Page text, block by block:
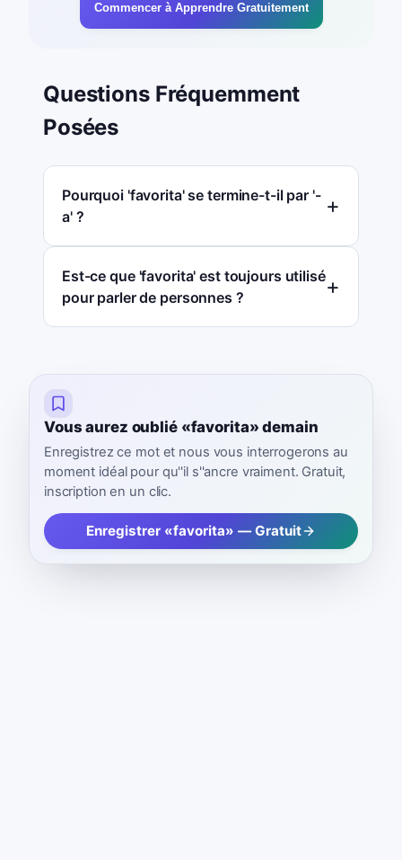
Commencer à Apprendre Gratuitement
Questions Fréquemment
Posées
Pourquoi 'favorita' se termine-t-il par '-
a' ?
Est-ce que 'favorita' est toujours utilisé
pour parler de personnes ?
Vous aurez oublié «favorita» demain
Enregistrez ce mot et nous vous interrogerons au
moment idéal pour qu''il s''ancre vraiment. Gratuit,
inscription en un clic.
Enregistrer «favorita» — Gratuit